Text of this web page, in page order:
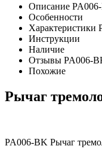
Описание
Особенности
Характеристики
Инструкции
Наличие
Отзывы PA006-
Похожие
Рычаг
PA006-BK Рычаг